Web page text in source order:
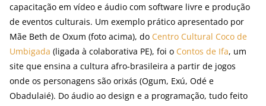
capacitação em vídeo e áudio com software livre e produção
de eventos culturais. Um exemplo prático apresentado por
Mãe Beth de Oxum (foto acima), do Centro Cultural Coco de
Umbigada (ligada à colaborativa PE), foi o Contos de Ifa, um
site que ensina a cultura afro-brasileira a partir de jogos
onde os personagens são orixás (Ogum, Exú, Odé e
Obadulaié). Do áudio ao design e a programação, tudo feito